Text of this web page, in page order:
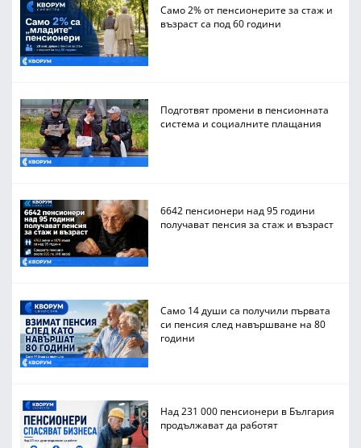
Само 2% от пенсионерите за стаж и
възраст са под 60 години
Подготвят промени в пенсионната
система и социалните плащания
6642 пенсионери над 95 години
получават пенсия за стаж и възраст
Само 14 души са получили първата
си пенсия след навършване на 80
години
Над 231 000 пенсионери в България
продължават да работят